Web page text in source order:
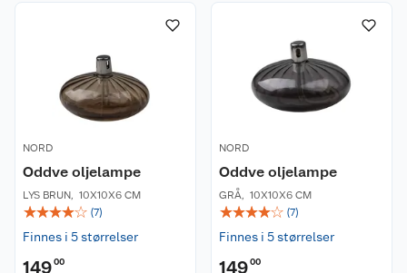
NORD
Oddve oljelampe
LYS BRUN, 10X10X6 CM
☆☆☆☆☆ (7)
Finnes i 5 størrelser
14900
NORD
Oddve oljelampe
GRÅ, 10X10X6 CM
☆☆☆☆☆ (7)
Finnes i 5 størrelser
14900